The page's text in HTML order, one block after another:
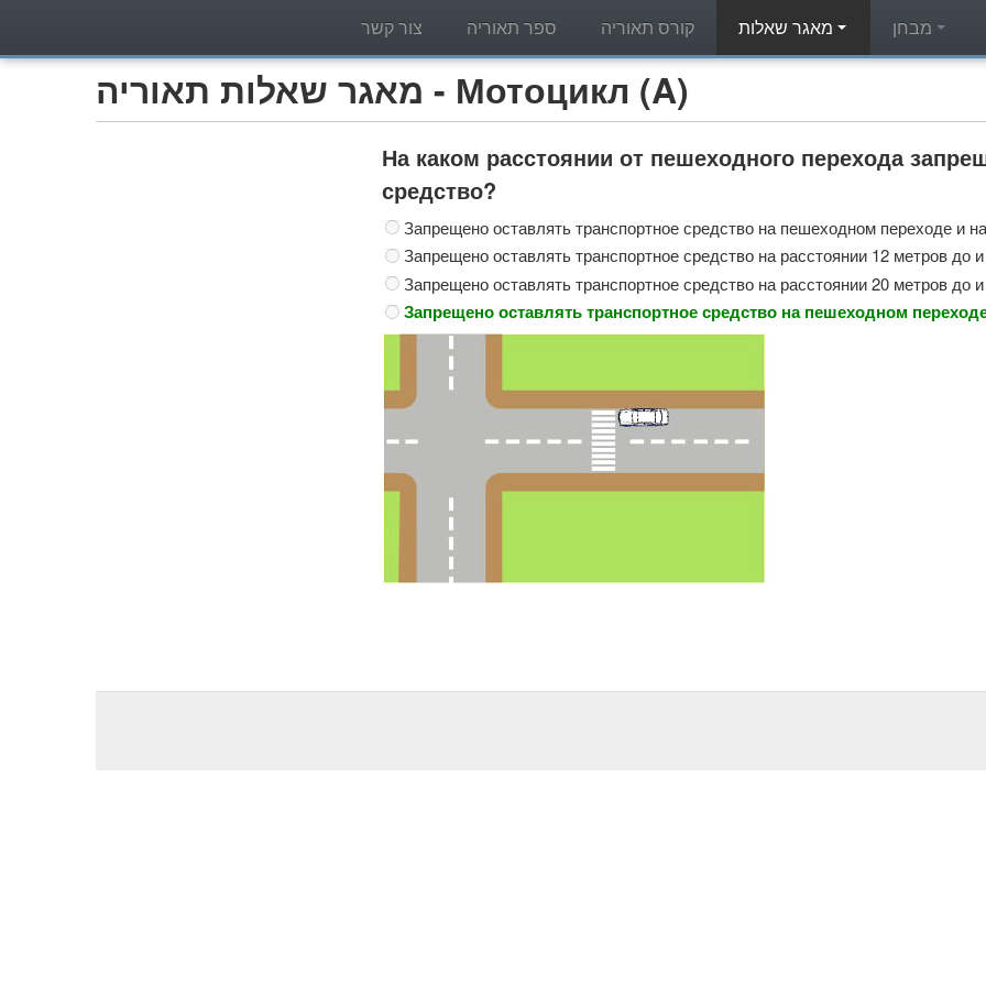
קורס תאוריה ספר תאוריה צור קשר
מאגר שאלות תאוריה - Мотоцикл (A)
На каком расстоянии от пешеходного перехода
средство?
Запрещено оставлять транспортное средство на пешеходном переходе и
Запрещено оставлять транспортное средство на расстоянии 12 метров до
Запрещено оставлять транспортное средство на расстоянии 20 метров до
Запрещено оставлять транспортное средство на пешеходном